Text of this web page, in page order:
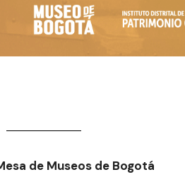
de Museos de Bogotá